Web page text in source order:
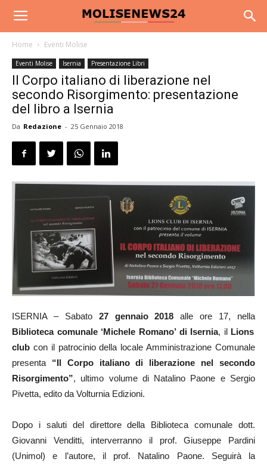
Home Eventi Molise
Eventi Molise Isernia Presentazione Libri
Il Corpo italiano di liberazione nel
secondo Risorgimento: presentazione
del libro a Isernia
Da Redazione - 25 Gennaio 2018
ISERNIA – Sabato27 gennaio 2018 alle ore 17, nella
Biblioteca comunale ‘Michele Romano’ di Isernia, il Lions
club con il patrocinio della locale Amministrazione Comunale
presenta “Il Corpo italiano di liberazione nel secondo
Risorgimento”, ultimo volume di Natalino Paone e Sergio
Pivetta, edito da Volturnia Edizioni.
Dopo i saluti del direttore della Biblioteca comunale dott.
Giovanni Venditti, interverranno il prof. Giuseppe Pardini
(Unimol) e l’autore, il prof. Natalino Paone. Seguirà la